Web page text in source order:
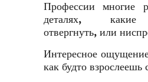
Профессии многие
деталях, какие
отвергнуть, или
Интересное
как будто взрослеешь